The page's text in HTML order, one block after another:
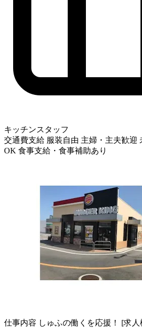
キッチンスタッフ
交通費支給 服装自由 主婦・主夫歓迎
OK 食事支給・食事補助あり
仕事内容 しゅふの働くを応援！ [求